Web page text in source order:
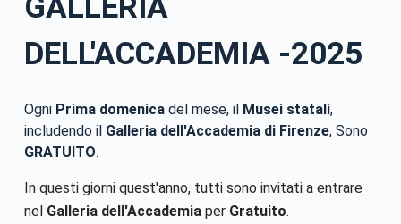
GALLERIA
DELL'ACCADEMIA -2025
Ogni Prima domenicadel mese, il Musei statali,
includendo il Galleria dell'Accademia di Firenze, Sono
GRATUITO.
In questi giorni quest'anno, tutti sono invitati a entrare
nel Galleria dell'Accademiaper Gratuito.